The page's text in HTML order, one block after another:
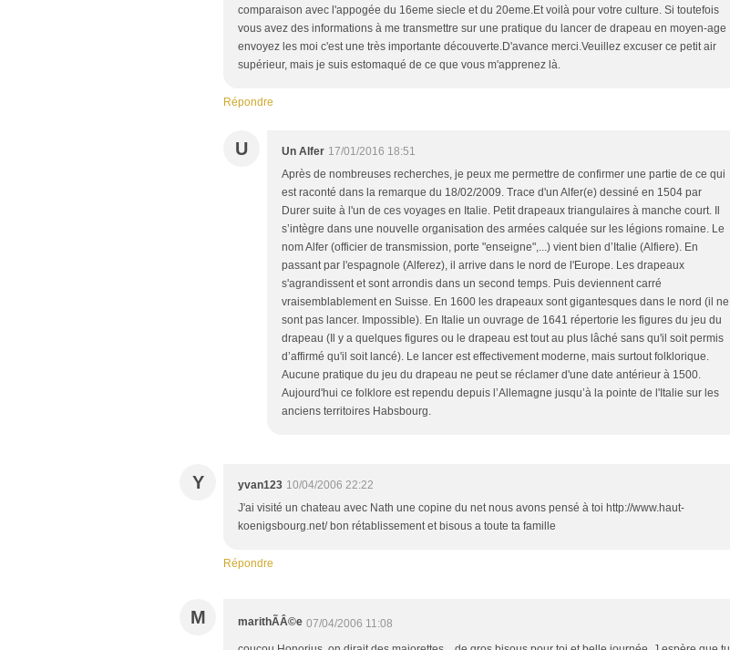
comparaison avec l'appogée du 16eme siecle et du 20eme.Et voilà pour votre culture. Si toutefois
vous avez des informations à me transmettre sur une pratique du lancer de drapeau en moyen-age
envoyez les moi c'est une très importante découverte.D'avance merci.Veuillez excuser ce petit air
supérieur, mais je suis estomaqué de ce que vous m'apprenez là.
Répondre
U Un Alfer 17/01/2016 18:51
Après de nombreuses recherches, je peux me permettre de confirmer une partie de ce qui
est raconté dans la remarque du 18/02/2009. Trace d'un Alfer(e) dessiné en 1504 par
Durer suite à l'un de ces voyages en Italie. Petit drapeaux triangulaires à manche court. Il
s’intègre dans une nouvelle organisation des armées calquée sur les légions romaine. Le
nom Alfer (officier de transmission, porte "enseigne",...) vient bien d’Italie (Alfiere). En
passant par l'espagnole (Alferez), il arrive dans le nord de l'Europe. Les drapeaux
s'agrandissent et sont arrondis dans un second temps. Puis deviennent carré
vraisemblablement en Suisse. En 1600 les drapeaux sont gigantesques dans le nord (il ne
sont pas lancer. Impossible). En Italie un ouvrage de 1641 répertorie les figures du jeu du
drapeau (Il y a quelques figures ou le drapeau est tout au plus lâché sans qu'il soit permis
d’affirmé qu'il soit lancé). Le lancer est effectivement moderne, mais surtout folklorique.
Aucune pratique du jeu du drapeau ne peut se réclamer d'une date antérieur à 1500.
Aujourd'hui ce folklore est rependu depuis l’Allemagne jusqu’à la pointe de l'Italie sur les
anciens territoires Habsbourg.
Y yvan123 10/04/2006 22:22
J'ai visité un chateau avec Nath une copine du net nous avons pensé à toi http://www.haut-
koenigsbourg.net/ bon rétablissement et bisous a toute ta famille
Répondre
M marithÃÂ©e 07/04/2006 11:08